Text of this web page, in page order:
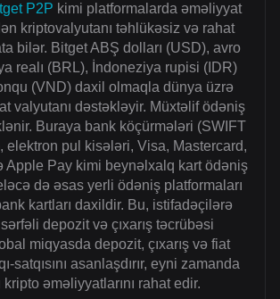
P2P kimi platformalarda əməliyyat
kriptovalyutanı təhlükəsiz və rahat
bilər. Bitget ABŞ dolları (USD), avro
realı (BRL), İndoneziya rupisi (IDR)
(VND) daxil olmaqla dünya üzrə
valyutanı dəstəkləyir. Müxtəlif ödəniş
Buraya bank köçürmələri (SWIFT
elektron pul kisələri, Visa, Mastercard,
Apple Pay kimi beynəlxalq kart ödəniş
də əsas yerli ödəniş platformaları
kartları daxildir. Bu, istifadəçilərə
depozit və çıxarış təcrübəsi
miqyasda depozit, çıxarış və fiat
satqısını asanlaşdırır, eyni zamanda
əməliyyatlarını rahat edir.